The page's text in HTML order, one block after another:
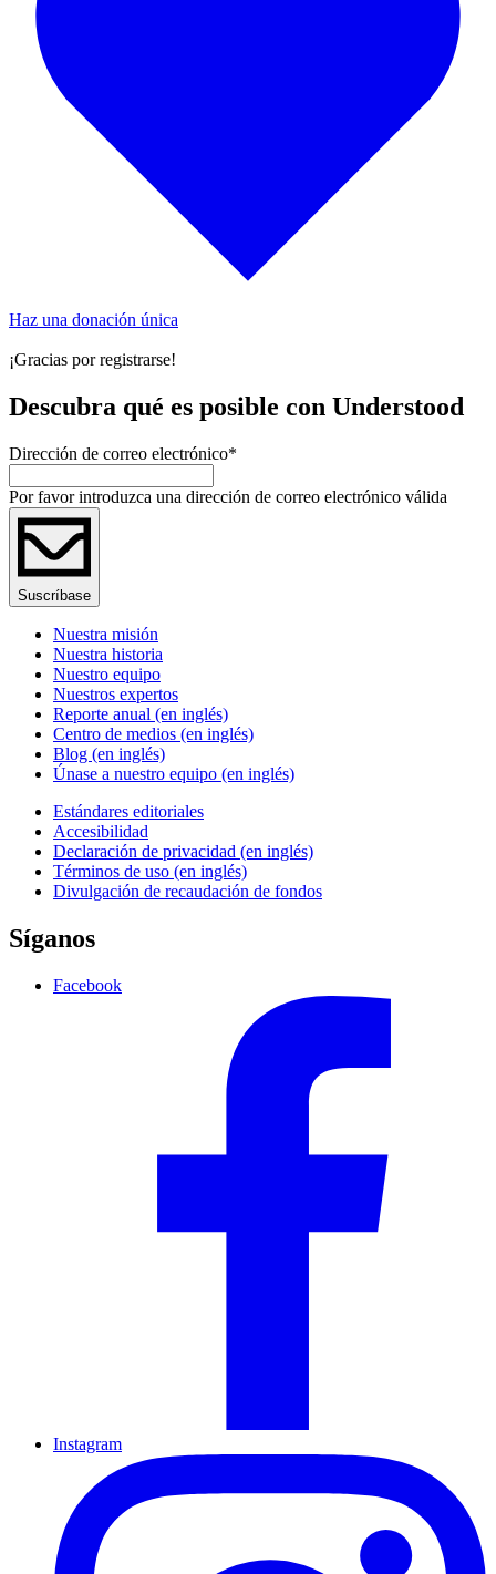
Haz una donación única
¡Gracias por registrarse!
Descubra qué es posible con Understood
Dirección de correo electrónico*
Por favor introduzca una dirección de correo electrónico válida
Suscríbase
Nuestra misión
Nuestra historia
Nuestro equipo
Nuestros expertos
Reporte anual (en inglés)
Centro de medios (en inglés)
Blog (en inglés)
Únase a nuestro equipo (en inglés)
Estándares editoriales
Accesibilidad
Declaración de privacidad (en inglés)
Términos de uso (en inglés)
Divulgación de recaudación de fondos
Síganos
Facebook
Instagram